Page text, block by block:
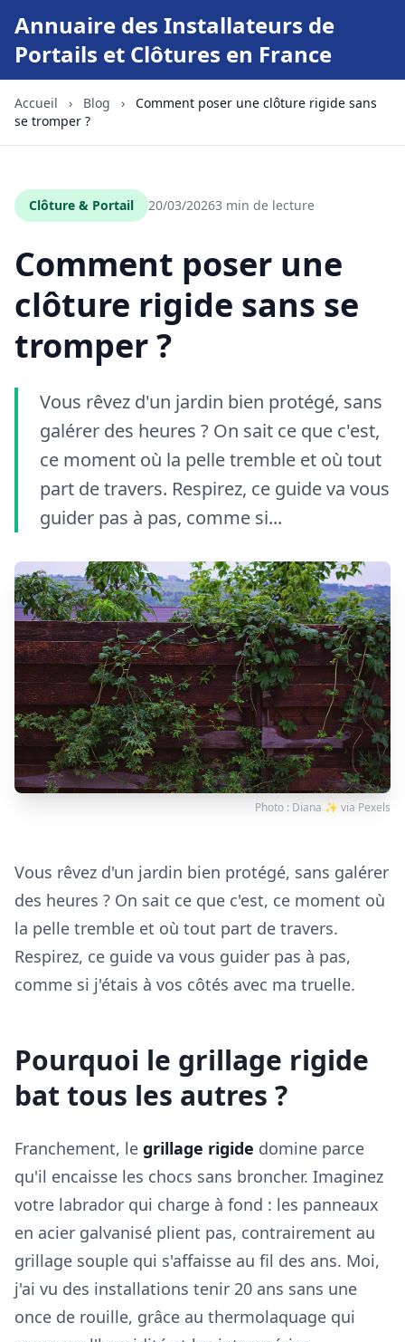
Annuaire des Installateurs de
Portails et Clôtures en France
Accueil › Blog ›
Comment poser une clôture rigide sans
se tromper ?
Clôture & Portail 20/03/20263 min de lecture
Comment poser une
clôture rigide sans se
tromper ?
Vous rêvez d'un jardin bien protégé, sans
galérer des heures ? On sait ce que c'est,
ce moment où la pelle tremble et où tout
part de travers. Respirez, ce guide va vous
guider pas à pas, comme si...
Photo : Diana ✨ via Pexels
Vous rêvez d'un jardin bien protégé, sans galérer
des heures ? On sait ce que c'est, ce moment où
la pelle tremble et où tout part de travers.
Respirez, ce guide va vous guider pas à pas,
comme si j'étais à vos côtés avec ma truelle.
Pourquoi le grillage rigide
bat tous les autres ?
Franchement, le grillage rigide domine parce
qu'il encaisse les chocs sans broncher. Imaginez
votre labrador qui charge à fond : les panneaux
en acier galvanisé plient pas, contrairement au
grillage souple qui s'affaisse au fil des ans. Moi,
j'ai vu des installations tenir 20 ans sans une
once de rouille, grâce au thermolaquage qui